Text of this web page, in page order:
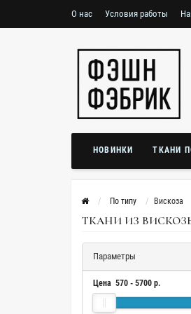
О нас Условия работы
НОВИНКИ ТКАНИ
По типу Вискоза
ТКАНИ ИЗ
Параметры
Цена 570 - 5700 р.